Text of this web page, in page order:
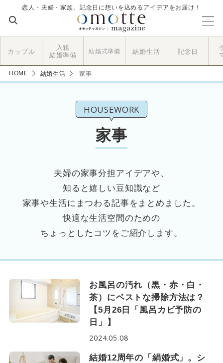
恋人・夫婦・家族。記念日に想いを込めるアイデアをお届け！
カップル
入籍
結婚準備
結婚式準備 結婚生活 記念日
HOME 結婚生活 家事
HOUSEWORK
家事
夫婦の家事分担アイデアや、
知ると嬉しい豆知識など
家事や生活にまつわる記事をまとめました。
快適な生活空間のための
ちょっとしたコツをご紹介します。
お風呂の汚れ（黒・赤・白・
茶）にベストな掃除方法は？
【5月26日「風呂カビ予防の
日」】
2024.05.08
結婚12周年の「絹婚式」。シ